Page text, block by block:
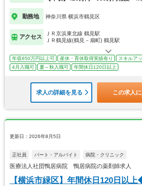
勤務地 神奈川県 横浜市鶴見区
アクセス
ＪＲ京浜東北線 鶴見駅
ＪＲ鶴見線(鶴見－扇町) 鶴見駅
年収650万円以上可 産休・育休取得実績有り スキルア
4月入職可
夏～秋入職可 年間休日120日以上
求人の詳細を見る この求人
更新日：2026年8月5日
正社員 パート・アルバイト 病院・クリニック
医療法人社団鴨居病院 鴨居病院の薬剤師求人
【横浜市緑区】年間休日120日以